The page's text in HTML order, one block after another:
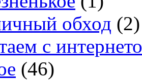
обход (2)
с
(46)